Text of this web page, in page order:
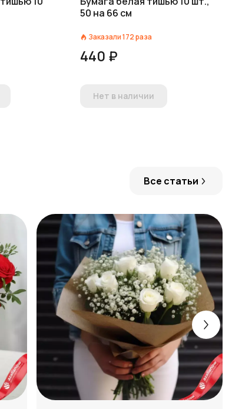
50 на 66 см
Заказали172раза
440 ₽
Нет в наличии
Все статьи